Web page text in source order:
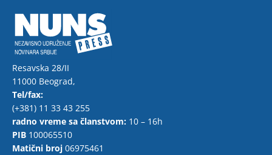
Resavska 28/II
11000 Beograd,
Tel/fax:
(+381) 11 33 43 255
radno vreme sa članstvom: 10 – 16h
PIB 100065510
Matični broj 06975461